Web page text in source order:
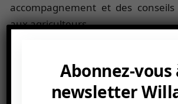
accompagnement et des conseils
aux agriculteurs.
d’aider à la prise de décision et
risques auxquels sont
exploitants.
Abonnez-vous
newsletter